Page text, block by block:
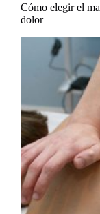
Cómo elegir el
dolor